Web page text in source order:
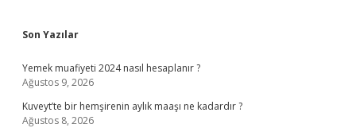
Sidebar
Son Yazılar
Yemek muafiyeti 2024 nasıl hesaplanır ?
Ağustos 9, 2026
Kuveyt’te bir hemşirenin aylık maaşı ne kadardır ?
Ağustos 8, 2026